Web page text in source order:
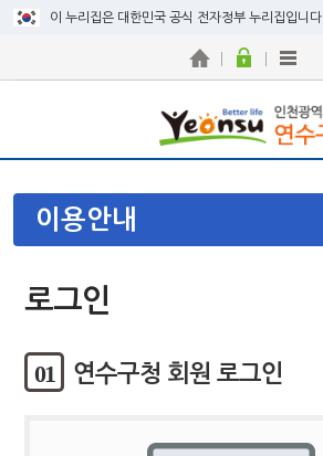
이 누리집은 대한민국 공식 전자정부 누리집입니다.
이용안내
로그인
01 연수구청 회원 로그인